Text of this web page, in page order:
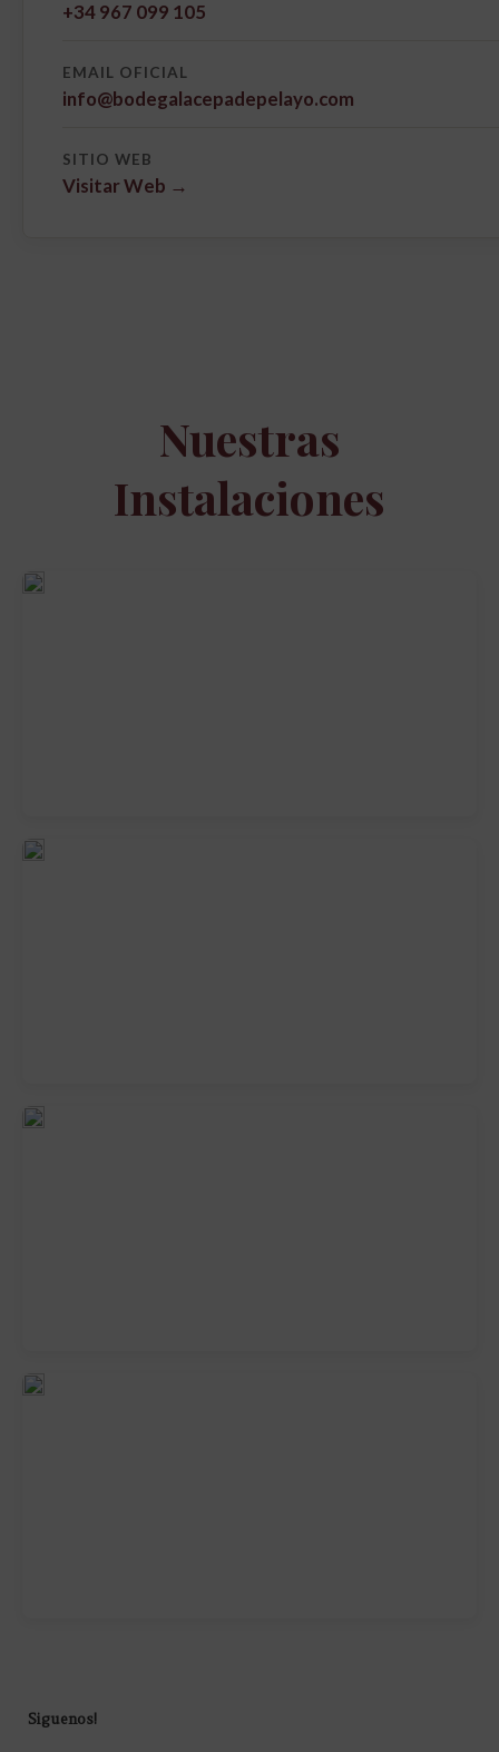
+34 967 099 105
EMAIL OFICIAL
info@bodegalacepadepelayo.com
SITIO WEB
Visitar Web →
Nuestras
Instalaciones
Siguenos!